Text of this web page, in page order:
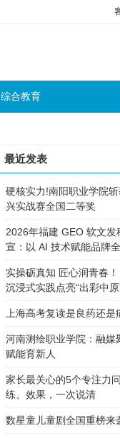
综合教育
最近发表
硬核实力!南阳职业学院
兴实战赛全国二等奖
2026年福建 GEO 软文发
宣：以 AI 技术赋能品牌
实操砺真知 匠心润青春
沉浸式实践点亮“出彩中
上海高考复读是良药还是
河南测绘职业学院：融媒
赋能育新人
家长最关心的5个专注力
练、效果，一次说清
数星童儿童剧全国重榜来